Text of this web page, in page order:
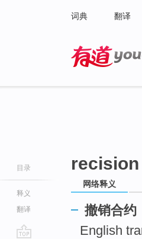
词典 翻译
目录
释义
翻译
网络释义
撤销合约
English